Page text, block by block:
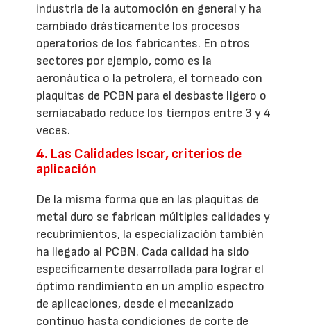
industria de la automoción en general y ha
cambiado drásticamente los procesos
operatorios de los fabricantes. En otros
sectores por ejemplo, como es la
aeronáutica o la petrolera, el torneado con
plaquitas de PCBN para el desbaste ligero o
semiacabado reduce los tiempos entre 3 y 4
veces.
4. Las Calidades Iscar, criterios de
aplicación
De la misma forma que en las plaquitas de
metal duro se fabrican múltiples calidades y
recubrimientos, la especialización también
ha llegado al PCBN. Cada calidad ha sido
específicamente desarrollada para lograr el
óptimo rendimiento en un amplio espectro
de aplicaciones, desde el mecanizado
continuo hasta condiciones de corte de